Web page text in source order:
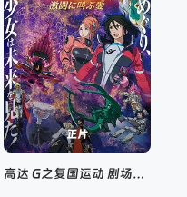
正片
高达 G之复国运动 剧场版IV 在激斗中呼唤爱